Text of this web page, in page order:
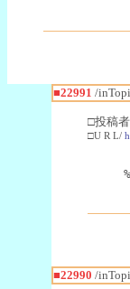
■22991 /
□投稿
□U R L/
■22990 /